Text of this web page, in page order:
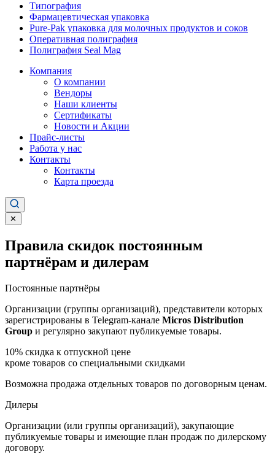
Типография
Фармацевтическая упаковка
Pure-Pak упаковка для молочных продуктов и соков
Оперативная полиграфия
Полиграфия Seal Mag
Компания
О компании
Вендоры
Наши клиенты
Сертификаты
Новости и Акции
Прайс-листы
Работа у нас
Контакты
Контакты
Карта проезда
✕
Правила скидок постоянным
партнёрам и дилерам
Постоянные партнёры
Организации (группы организаций), представители которых
зарегистрированы в Telegram-канале Micros Distribution
Group и регулярно закупают публикуемые товары.
10% скидка к отпускной цене
кроме товаров со специальными скидками
Возможна продажа отдельных товаров по договорным ценам.
Дилеры
Организации (или группы организаций), закупающие
публикуемые товары и имеющие план продаж по дилерскому
договору.